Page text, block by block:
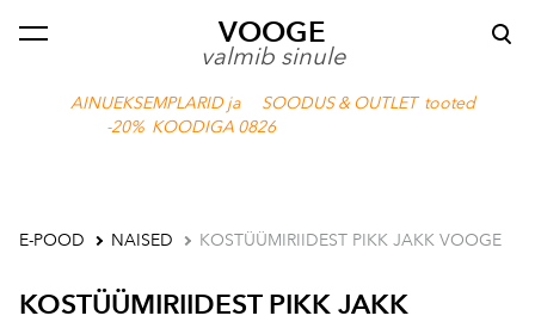
VOOGE
valmib sinule
AINUEKSEMPLARID ja SOODUS & OUTLET tooted
-20% KOODIGA 0826
lisati ostukorvi. Vaata ostukorvi
E-POOD NAISED KOSTÜÜMIRIIDEST PIKK JAKK VOOGE
KOSTÜÜMIRIIDEST PIKK JAKK